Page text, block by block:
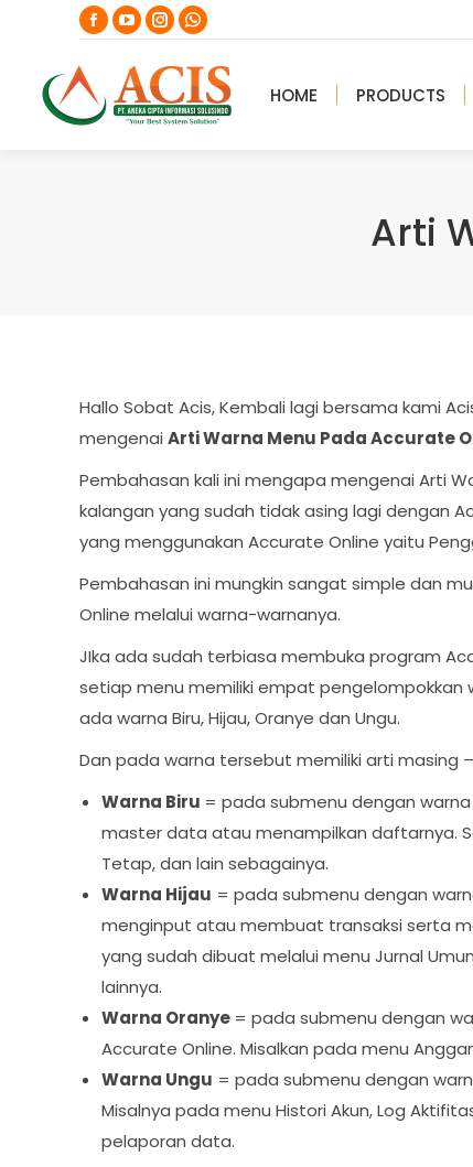
Facebook
page
opens
in
YouTube
page
opens
in
Instagram
page
opens
in
Whatsapp
page
opens
in
HOME PRODUCTS
Arti
Hallo Sobat Acis, Kembali lagi bersama kami
mengenai Arti Warna Menu Pada Accurate
Pembahasan kali ini mengapa mengenai Arti
kalangan yang sudah tidak asing lagi dengan
yang menggunakan Accurate Online yaitu
Pembahasan ini mungkin sangat simple dan
Online melalui warna-warnanya.
JIka ada sudah terbiasa membuka program
setiap menu memiliki empat pengelompokkan
ada warna Biru, Hijau, Oranye dan Ungu.
Dan pada warna tersebut memiliki arti masing
Warna Biru = pada submenu dengan
master data atau menampilkan daftarnya.
Tetap, dan lain sebagainya.
Warna Hijau = pada submenu dengan
menginput atau membuat transaksi serta
yang sudah dibuat melalui menu Jurnal
lainnya.
Warna Oranye = pada submenu dengan
Accurate Online. Misalkan pada menu
Warna Ungu = pada submenu dengan
Misalnya pada menu Histori Akun, Log
pelaporan data.